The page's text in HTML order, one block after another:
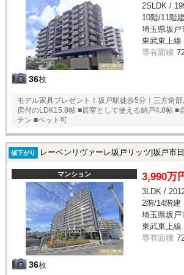
36枚
2SLDK /
10階/11階建
埼玉県坂戸
東武東上線
専有面積
モデル家具プレゼント！坂戸駅徒歩5分！三方角
房付のLDK15.8帖 ■居室として使える納戸4.8帖 ■
チン ■ペット可
値下がり レーベンリヴァーレ坂戸リッツ|坂戸市日
マンション
36枚
3,990万
3LDK /
2階/14階建
埼玉県坂戸
東武東上線
専有面積